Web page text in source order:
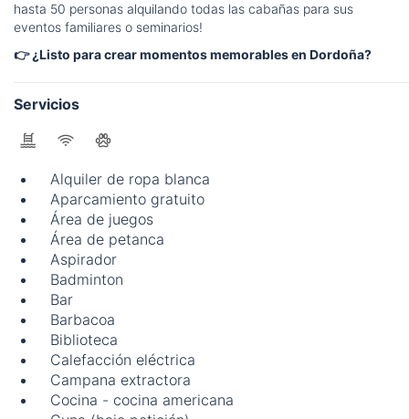
hasta 50 personas alquilando todas las cabañas para sus
eventos familiares o seminarios!
👉 ¿Listo para crear momentos memorables en Dordoña?
Servicios
Alquiler de ropa blanca
Aparcamiento gratuito
Área de juegos
Área de petanca
Aspirador
Badminton
Bar
Barbacoa
Biblioteca
Calefacción eléctrica
Campana extractora
Cocina - cocina americana